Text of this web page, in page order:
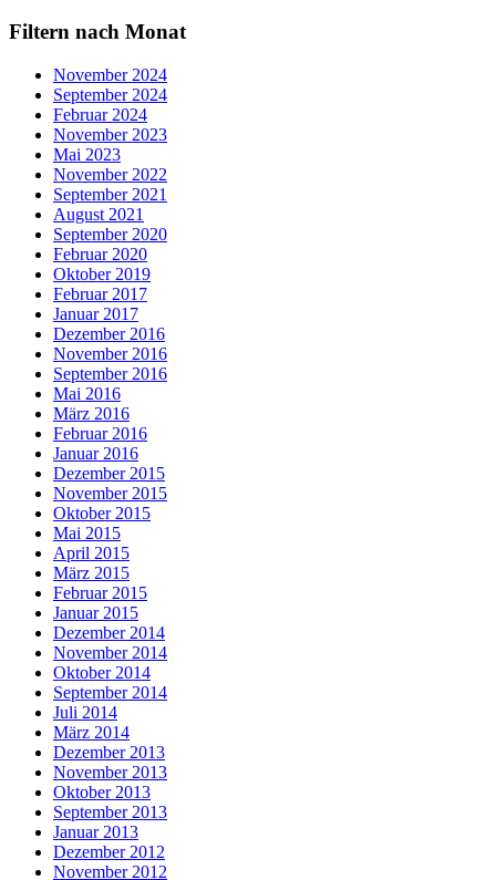
Filtern nach Monat
November 2024
September 2024
Februar 2024
November 2023
Mai 2023
November 2022
September 2021
August 2021
September 2020
Februar 2020
Oktober 2019
Februar 2017
Januar 2017
Dezember 2016
November 2016
September 2016
Mai 2016
März 2016
Februar 2016
Januar 2016
Dezember 2015
November 2015
Oktober 2015
Mai 2015
April 2015
März 2015
Februar 2015
Januar 2015
Dezember 2014
November 2014
Oktober 2014
September 2014
Juli 2014
März 2014
Dezember 2013
November 2013
Oktober 2013
September 2013
Januar 2013
Dezember 2012
November 2012